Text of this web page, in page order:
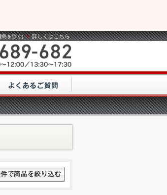
島を除く) 詳しくはこちら